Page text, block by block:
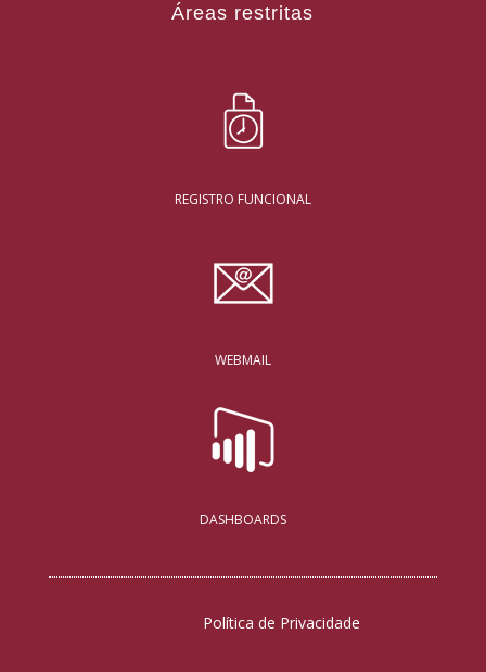
Áreas restritas
REGISTRO FUNCIONAL
WEBMAIL
DASHBOARDS
Política de Privacidade